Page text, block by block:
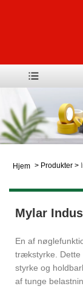
Hjem > Produkter >
Mylar
En af
trækstyrke. Dette
styrke og
af tunge